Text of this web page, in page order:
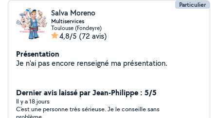
Particulier
Salva Moreno
Multiservices
Toulouse (Fondeyre)
4,8/5 (72 avis)
Présentation
Je n'ai pas encore renseigné ma présentation.
Dernier avis laissé par Jean-Philippe : 5/5
Il y a 18 jours
C'est une personne très sérieuse. Je le conseille sans